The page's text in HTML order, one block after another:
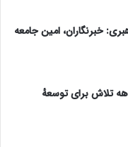
خبرنگاران، امین جامعه
تلاش برای توسعهٔ